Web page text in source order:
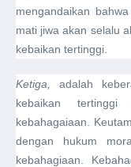
mengandaikan
mati jiwa akan selalu
kebaikan tertinggi.
Ketiga,
adalah
kebaikan
kebahagaiaan.
dengan hukum
kebahagiaan.